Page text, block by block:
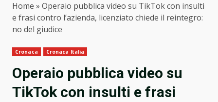
Home » Operaio pubblica video su TikTok con insulti
e frasi contro l’azienda, licenziato chiede il reintegro:
no del giudice
Cronaca Cronaca Italia
Operaio pubblica video su
TikTok con insulti e frasi